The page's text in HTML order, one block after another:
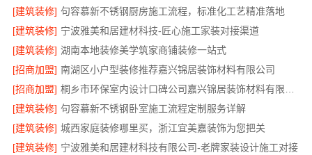
[建筑装修] 句容慕新不锈钢厨房施工流程，标准化工艺精准落地
[建筑装修] 宁波雅美和居建材科技-匠心施工家装对接渠道
[建筑装修] 湖南本地装修美学筑家商铺装修一站式
[招商加盟] 南湖区小户型装修推荐嘉兴锦居装饰材料有限公司
[招商加盟]
[建筑装修] 句容慕新不锈钢卧室施工流程定制服务详解
[建筑装修] 城西家庭装修哪里买，浙江宜美嘉装饰为您把关
[建筑装修] 宁波雅美和居建材科技有限公司-老牌家装设计施工对接